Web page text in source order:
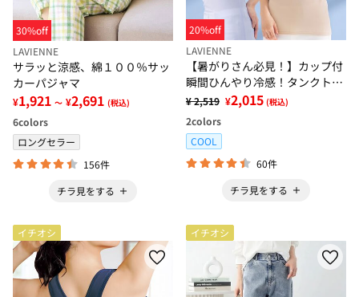
30%off
LAVIENNE
サラッと涼感、綿１００％サッ
カーパジャマ
¥1,921 ～ ¥2,691 (税込)
6colors
ロングセラー
156件
チラ見をする
20%off
LAVIENNE
【暑がりさん必見！】カップ付
瞬間ひんやり冷感！タンクトッ
プインナー＜さらりラボ＞
¥ 2,519 ¥2,015 (税込)
2colors
COOL
60件
チラ見をする
イチオシ イチオシ